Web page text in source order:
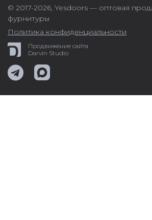
© 2017-2026, Yesdoors — оптовая
фурнитуры
Политика конфиденциальности
Продвижение сайта
Darvin Studio